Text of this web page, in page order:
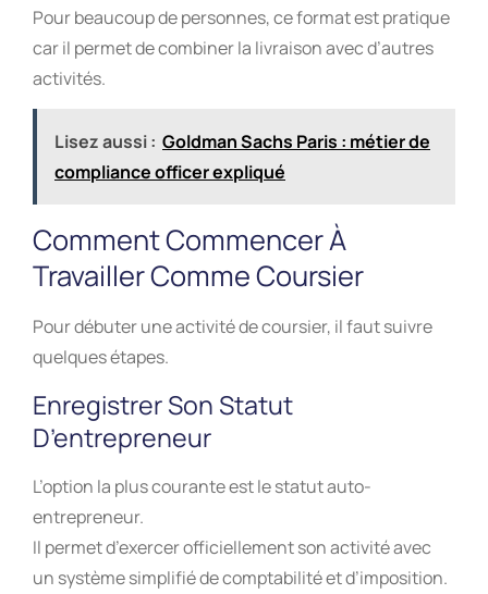
Pour beaucoup de personnes, ce format est pratique
car il permet de combiner la livraison avec d’autres
activités.
Lisez aussi : Goldman Sachs Paris : métier de
compliance officer expliqué
Comment Commencer À
Travailler Comme Coursier
Pour débuter une activité de coursier, il faut suivre
quelques étapes.
Enregistrer Son Statut
D’entrepreneur
L’option la plus courante est le statut auto-
entrepreneur.
Il permet d’exercer officiellement son activité avec
un système simplifié de comptabilité et d’imposition.